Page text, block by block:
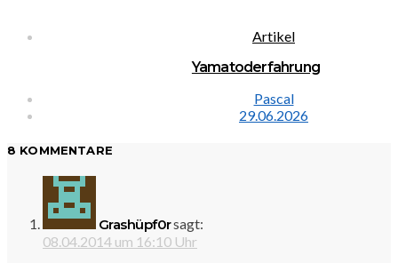
Artikel
Yamatoderfahrung
Pascal
29.06.2026
8 KOMMENTARE
Grashüpf0rsagt:
08.04.2014 um 16:10 Uhr